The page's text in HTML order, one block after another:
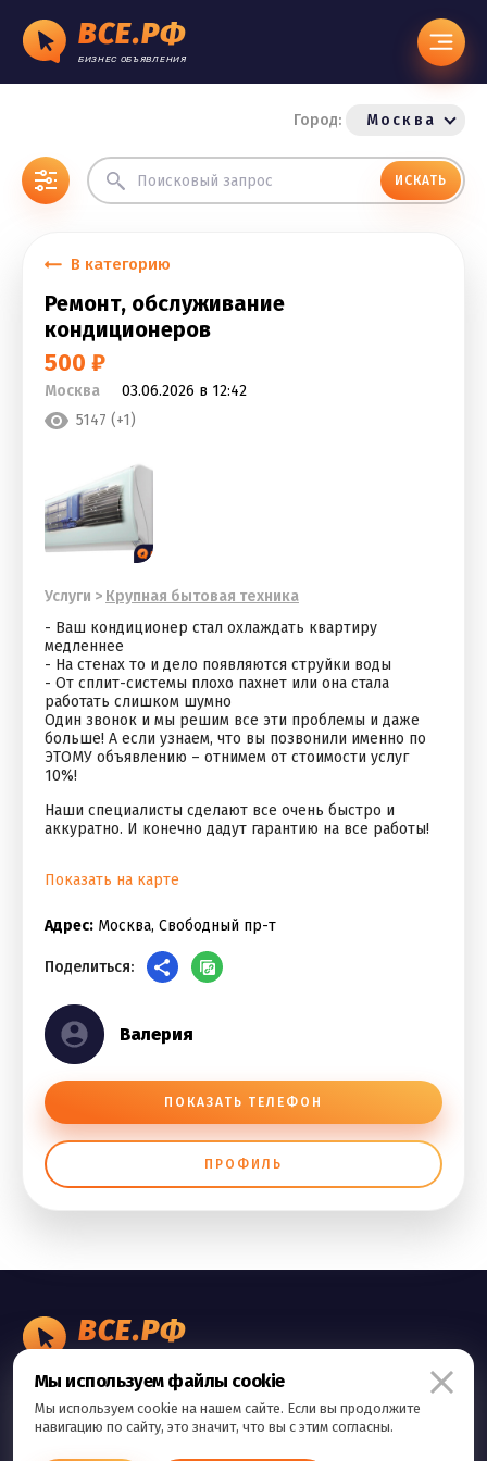
ВСЕ.РФ
БИЗНЕС ОБЪЯВЛЕНИЯ
Город: Москва
ИСКАТЬ
В категорию
Ремонт, обслуживание
кондиционеров
500 ₽
Москва
03.06.2026 в 12:42
5147 (+1)
Услуги > Крупная бытовая техника
- Ваш кондиционер стал охлаждать квартиру
медленнее
- На стенах то и дело появляются струйки воды
- От сплит-системы плохо пахнет или она стала
работать слишком шумно
Один звонок и мы решим все эти проблемы и даже
больше! А если узнаем, что вы позвонили именно по
ЭТОМУ объявлению – отнимем от стоимости услуг
10%!
Наши специалисты сделают все очень быстро и
аккуратно. И конечно дадут гарантию на все работы!
Показать на карте
Адрес: Москва, Свободный пр-т
Поделиться:
Валерия
ПОКАЗАТЬ ТЕЛЕФОН
ПРОФИЛЬ
ВСЕ.РФ
Правила сервиса
Политика конфиденциальности
Мы используем файлы cookie
Мы используем cookie на нашем сайте. Если вы продолжите
навигацию по сайту, это значит, что вы с этим согласны.